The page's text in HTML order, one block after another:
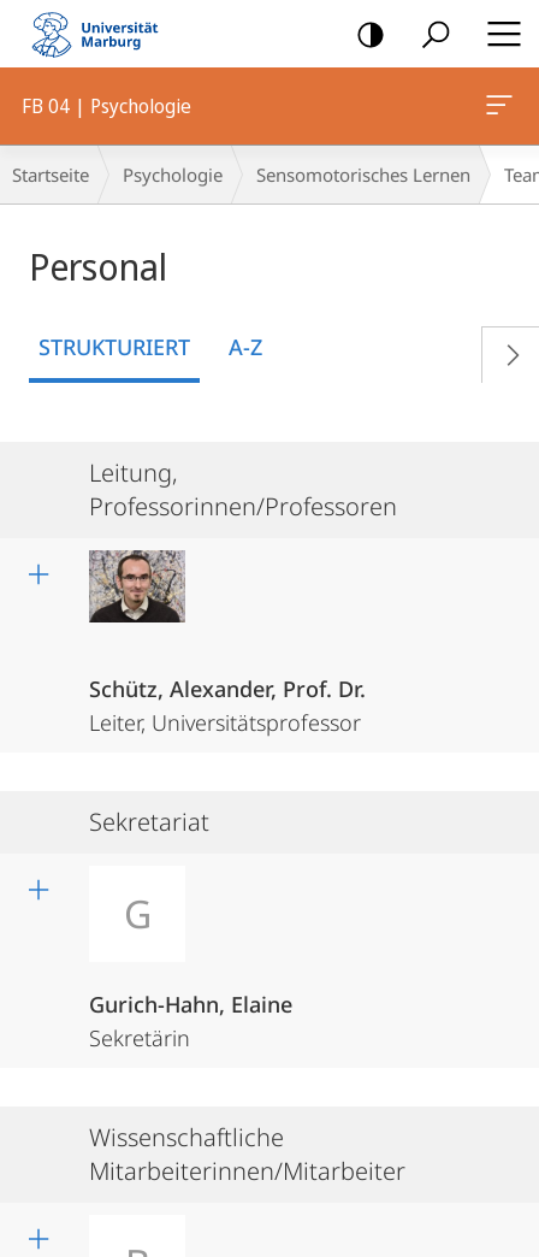
Mobile-
Navigation
FB 04 | Psychologie
Breadcrumb-
Navigation
Startseite Psychologie Sensomotorisches Lernen
Personal
STRUKTURIERT A-Z
Leitung,
Professorinnen/Professoren
Schütz, Alexander, Prof. Dr.
Leiter, Universitätsprofessor
Sekretariat
G
Gurich-Hahn, Elaine
Sekretärin
Wissenschaftliche
Mitarbeiterinnen/Mitarbeiter